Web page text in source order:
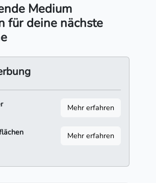
Medium
für deine nächste
Mehr erfahren
Mehr erfahren